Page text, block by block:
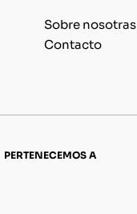
Sobre nosotras
Contacto
PERTENECEMOS A